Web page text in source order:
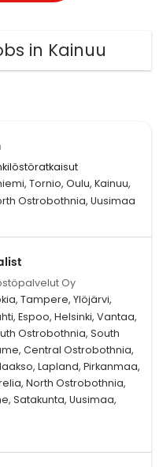
in Kainuu
Tornio, Oulu, Kainuu,
Ostrobothnia, Uusimaa
Oy
Tampere, Ylöjärvi,
Espoo, Helsinki, Vantaa,
Ostrobothnia, South
Central Ostrobothnia,
Lapland, Pirkanmaa,
North Ostrobothnia,
Satakunta, Uusimaa,